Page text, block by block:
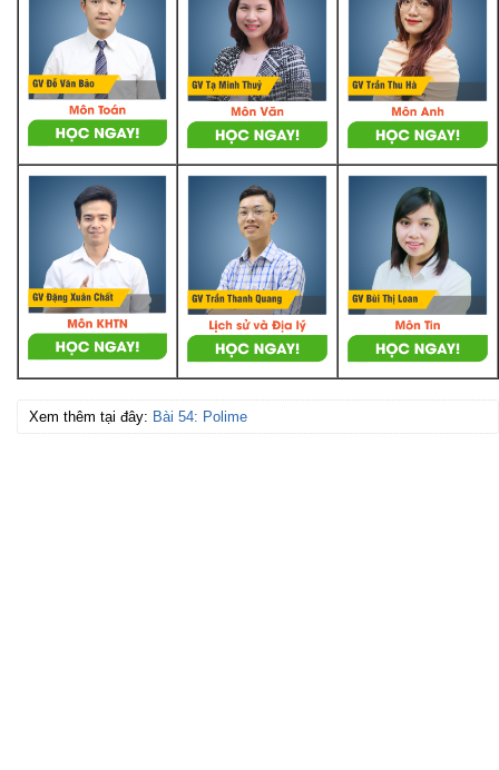
Xem thêm tại đây: Bài 54: Polime